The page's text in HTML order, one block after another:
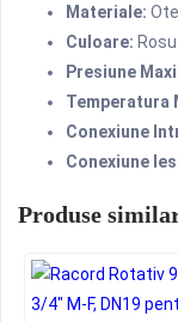
Materiale:
Culoare: Rosu
Presiune
Temperatura
Conexiune
Conexiune
Produse